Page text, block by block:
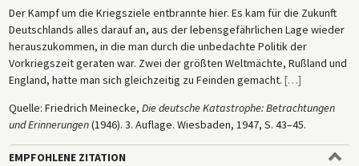
Der Kampf um die Kriegsziele entbrannte hier. Es kam für die Zukunft
Deutschlands alles darauf an, aus der lebensgefährlichen Lage wieder
herauszukommen, in die man durch die unbedachte Politik der
Vorkriegszeit geraten war. Zwei der größten Weltmächte, Rußland und
England, hatte man sich gleichzeitig zu Feinden gemacht. […]
Quelle: Friedrich Meinecke, Die deutsche Katastrophe: Betrachtungen
und Erinnerungen(1946). 3. Auflage. Wiesbaden, 1947, S. 43–45.
EMPFOHLENE ZITATION